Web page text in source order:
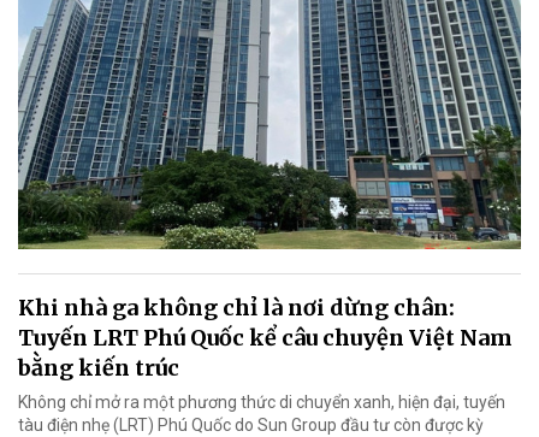
Khi nhà ga không chỉ là nơi dừng chân:
Tuyến LRT Phú Quốc kể câu chuyện Việt Nam
bằng kiến trúc
Không chỉ mở ra một phương thức di chuyển xanh, hiện đại, tuyến
tàu điện nhẹ (LRT) Phú Quốc do Sun Group đầu tư còn được kỳ